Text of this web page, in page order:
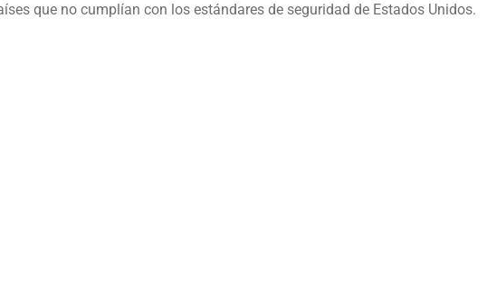
que no cumplían con los estándares de seguridad de Estados Unidos.